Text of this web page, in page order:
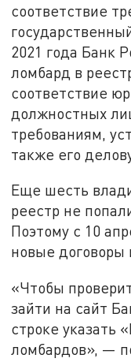
соответствие
2021 года Банк
ломбард в
соответствие
должностных
требованиям,
также его
Еще шесть
реестр не
Поэтому с 10
новые договоры
«Чтобы
зайти на сайт
строке указать
ломбардов», —